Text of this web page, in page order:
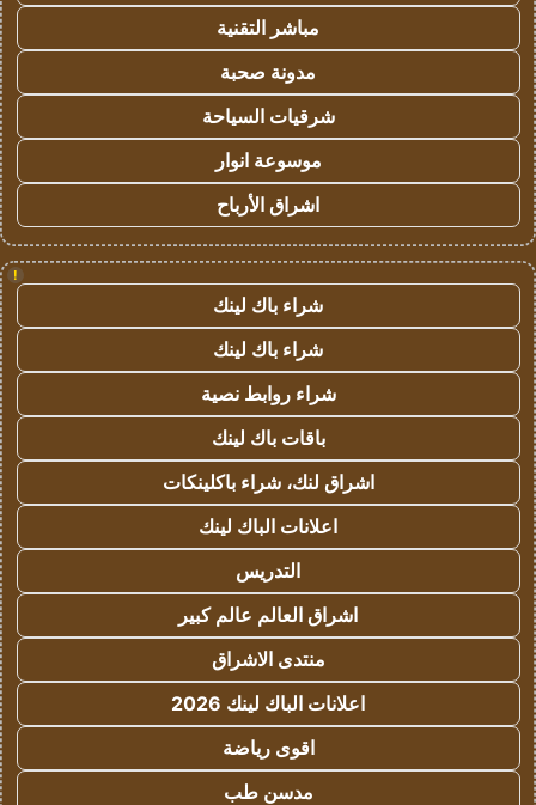
مباشر التقنية
مدونة صحبة
شرقيات السياحة
موسوعة انوار
اشراق الأرباح
!
شراء باك لينك
شراء باك لينك
شراء روابط نصية
باقات باك لينك
اشراق لنك، شراء باكلينكات
اعلانات الباك لينك
التدريس
اشراق العالم عالم كبير
منتدى الاشراق
اعلانات الباك لينك 2026
اقوى رياضة
مدسن طب